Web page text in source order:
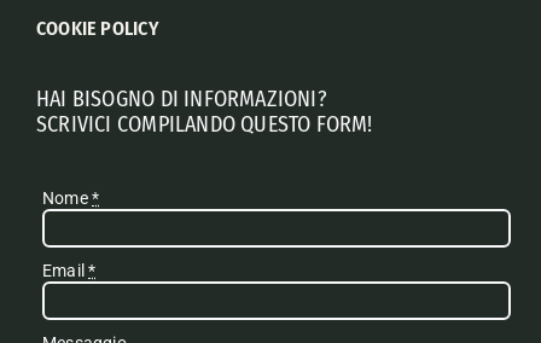
COOKIE POLICY
HAI BISOGNO DI INFORMAZIONI?
SCRIVICI COMPILANDO QUESTO FORM!
Nome*
Email*